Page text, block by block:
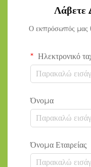
Λάβετε
Ο εκπρόσωπός μας
Ηλεκτρονικό
Όνομα
Όνομα Εταιρείας